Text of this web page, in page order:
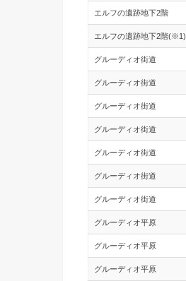
エルフの遺跡地下2階
エルフの遺跡地下2階(※1)
グルーディオ街道
グルーディオ街道
グルーディオ街道
グルーディオ街道
グルーディオ街道
グルーディオ街道
グルーディオ街道
グルーディオ平原
グルーディオ平原
グルーディオ平原